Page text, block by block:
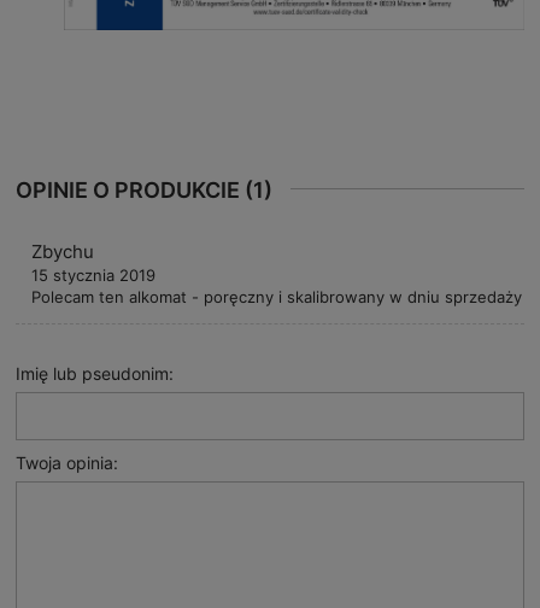
OPINIE O PRODUKCIE (1)
Zbychu
15 stycznia 2019
Polecam ten alkomat - poręczny i skalibrowany w dniu sprzedaży
Imię lub pseudonim:
Twoja opinia: